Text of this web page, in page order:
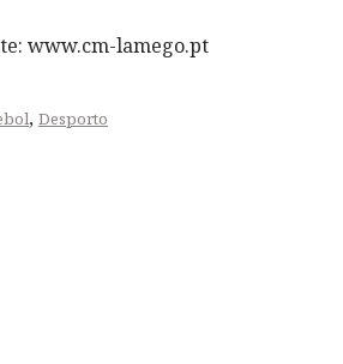
www.cm-lamego.pt
, Desporto